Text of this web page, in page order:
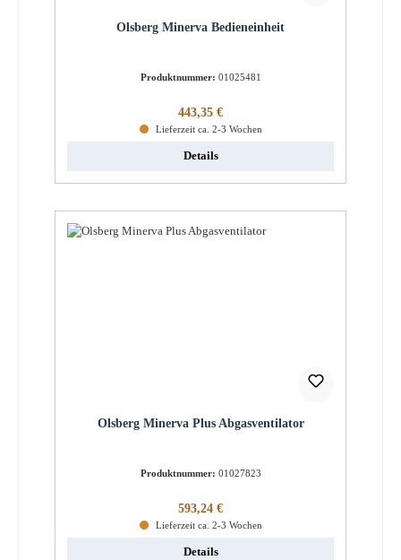
Olsberg Minerva Bedieneinheit
Produktnummer: 01025481
Regulärer Preis:
443,35 €
Lieferzeit ca. 2-3 Wochen
Details
Olsberg Minerva Plus Abgasventilator
Produktnummer: 01027823
Regulärer Preis:
593,24 €
Lieferzeit ca. 2-3 Wochen
Details